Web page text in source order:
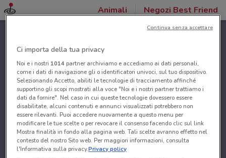
Animali Negozi Best Friend
Ci importa della tua privacy
Noi e i nostri 1014partner archiviamo e accediamo ai dati personali,
come i dati di navigazione gli o identificatori univoci, sul tuo dispositivo.
Selezionando Accetto, abiliti le tecnologie di tracciamento affinché
supportino gli scopi mostrati alla voce "Noi e i nostri partner trattiamo i
dati da fornire". Nel caso in cui queste tecnologie dovessero essere
disabilitate, alcuni contenuti e annunci visualizzati potrebbero non
essere rilevanti. Puoi accedere nuovamente a questo menu per
modificare le tue scelte o per revocare il consenso facendo clic sul link
Mostra finalità in fondo alla pagina web. Tali scelte avranno effetto nel
contesto del nostro Sito web. Per maggiori informazioni, consulta
l'Informativa sulla privacy.Privacy policy
Continua senza accettare